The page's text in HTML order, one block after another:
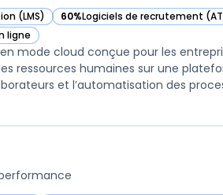
(LMS) 60%Logiciels de recrutement
— voir Cegid Talentsoft dans
ligne
mode cloud conçue pour les
ressources humaines sur une
et l’automatisation des